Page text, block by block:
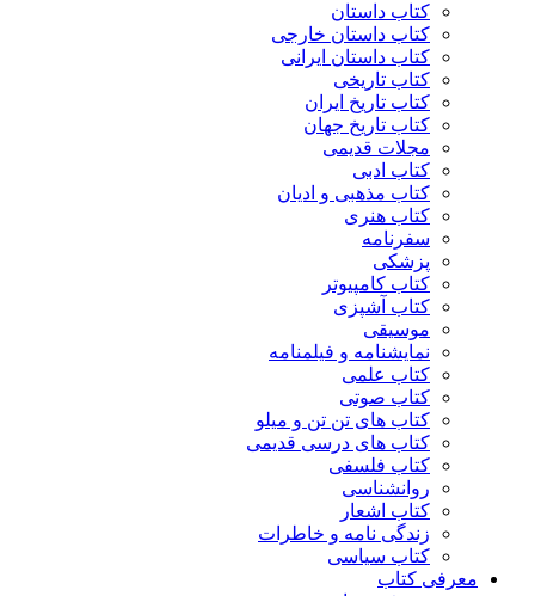
کتاب داستان
کتاب داستان خارجی
کتاب داستان ایرانی
کتاب تاریخی
کتاب تاریخ ایران
کتاب تاریخ جهان
مجلات قدیمی
کتاب ادبی
کتاب مذهبی و ادیان
کتاب هنری
سفرنامه
پزشکی
کتاب کامپیوتر
کتاب آشپزی
موسیقی
نمایشنامه و فیلمنامه
کتاب علمی
کتاب صوتی
کتاب های تن تن و میلو
کتاب های درسی قدیمی
کتاب فلسفی
روانشناسی
کتاب اشعار
زندگی نامه و خاطرات
کتاب سیاسی
معرفی کتاب